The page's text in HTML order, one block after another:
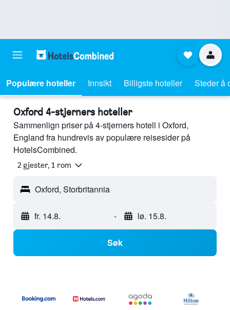
Populære hoteller Innsikt Billigste hoteller Steder å
Oxford 4-stjerners hoteller
Sammenlign priser på 4-stjerners hotell i Oxford,
England fra hundrevis av populære reisesider på
HotelsCombined.
2 gjester, 1 rom
Oxford, Storbritannia
fr. 14.8. - lø. 15.8.
Søk